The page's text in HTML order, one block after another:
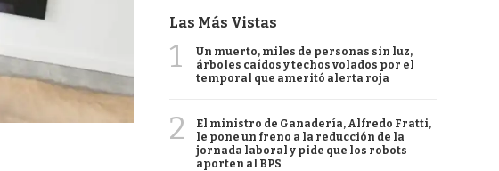
Las Más Vistas
1
Un muerto, miles de personas sin luz,
árboles caídos y techos volados por el
temporal que ameritó alerta roja
2
El ministro de Ganadería, Alfredo Fratti,
le pone un freno a la reducción de la
jornada laboral y pide que los robots
aporten al BPS